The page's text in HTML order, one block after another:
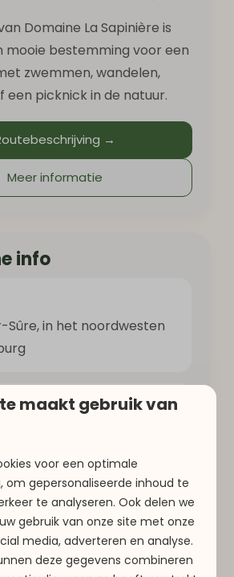
Domaine La Sapinière is
mooie bestemming voor een
zwemmen, wandelen,
picknick in de natuur.
→
Meer informatie
info
Sûre, in het noordwesten
hectare
kanoën, kajakken, suppen,
en zeilen
maakt gebruik van
voor een optimale
om gepersonaliseerde inhoud te
te analyseren. Ook delen we
gebruik van onze site met onze
media, adverteren en analyse.
deze gegevens combineren